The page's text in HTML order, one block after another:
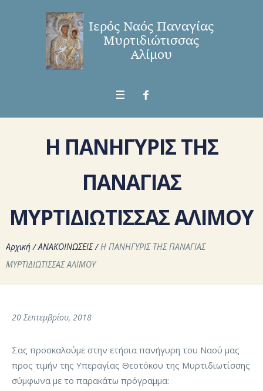
Η ΠΑΝΗΓΥΡΙΣ ΤΗΣ
ΠΑΝΑΓΙΑΣ
ΜΥΡΤΙΔΙΩΤΙΣΣΑΣ ΑΛΙΜΟΥ
Αρχική /ΑΝΑΚΟΙΝΩΣΕΙΣ /Η ΠΑΝΗΓΥΡΙΣ ΤΗΣ ΠΑΝΑΓΙΑΣ
ΜΥΡΤΙΔΙΩΤΙΣΣΑΣ ΑΛΙΜΟΥ
20 Σεπτεμβρίου, 2018
Σας προσκαλούμε στην ετήσια πανήγυρη του Ναού μας
προς τιμήν της Υπεραγίας Θεοτόκου της Μυρτιδιωτίσσης
σύμφωνα με το παρακάτω πρόγραμμα: